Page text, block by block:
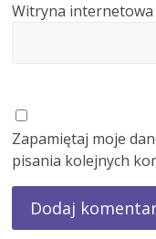
Witryna internetowa
Zapamiętaj moje
pisania kolejnych